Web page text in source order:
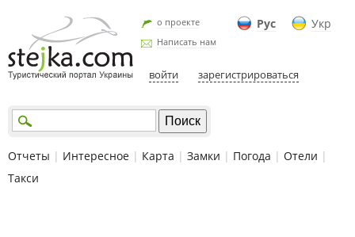
Рус Укр
о проекте
Написать нам
войти зарегистрироваться
Отчеты | Интересное | Карта | Замки | Погода | Отели |
Такси